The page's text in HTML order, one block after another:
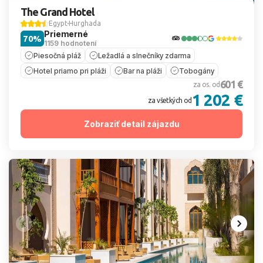
The Grand Hotel
Egypt Hurghada
Priemerné
1159 hodnotení
70%
Piesočná pláž
Ležadlá a slnečníky zdarma
Hotel priamo pri pláži
Bar na pláži Tobogány
za os. od 601 €
za všetkých od 1 202 €
Zobraziť detail zájazdu